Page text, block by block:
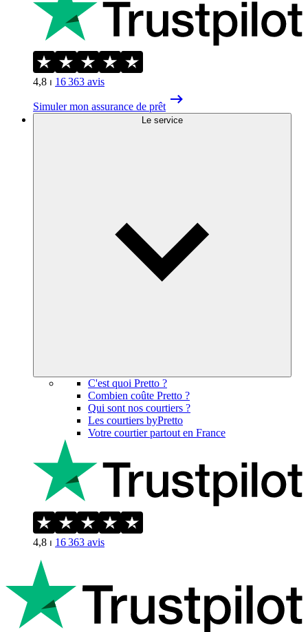
4,8 ⏐ 16 363 avis
Simuler mon assurance de prêt
Le service
C'est quoi Pretto ?
Combien coûte Pretto ?
Qui sont nos courtiers ?
Les courtiers byPretto
Votre courtier partout en France
4,8 ⏐ 16 363 avis